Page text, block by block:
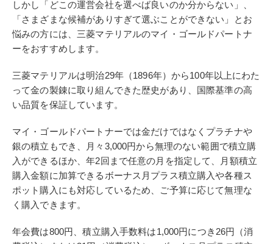
しかし「どこの運営会社を選べば良いのか分からない」、
「さまざまな候補がありすぎて選ぶことができない」とお
悩みの方には、三菱マテリアルのマイ・ゴールドパートナ
ーをおすすめします。
三菱マテリアルは明治29年（1896年）から100年以上にわた
って金の製錬に取り組んできた歴史があり、国際基準の高
い品質を保証しています。
マイ・ゴールドパートナーでは金だけではなくプラチナや
銀の積立もでき、月々3,000円から無理のない範囲で積立購
入ができるほか、年2回まで任意の月を指定して、月額積立
購入金額に加算できるボーナス月プラス積立購入や各種ス
ポット購入にも対応しているため、ご予算に応じて無理な
く購入できます。
年会費は800円、積立購入手数料は1,000円につき26円（消